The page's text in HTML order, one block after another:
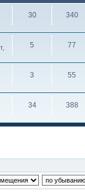
30 340
5 77
3 55
34 388